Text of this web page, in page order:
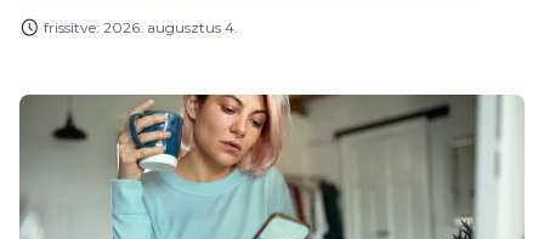
maximum 3 százalékos kamatú kölcsönök teszik ki,
megemelkedett ingatlanárak miatt kiegészítésként
azoknak is szüksége lehet rájuk, akik Otthon
Startot vagy CSOK Pluszt vesznek fel.
frissítve: 2026. augusztus 4.